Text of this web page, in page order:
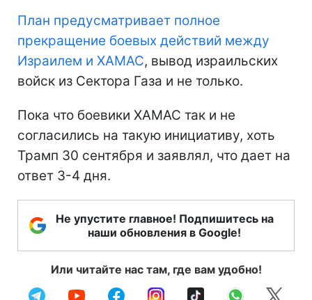
План предусматривает полное
прекращение боевых действий между
Израилем и ХАМАС, вывод израильских
войск из Сектора Газа и не только.
Пока что боевики ХАМАС так и не
согласились на такую инициативу, хоть
Трамп 30 сентября и заявлял, что дает на
ответ 3-4 дня.
Не упустите главное! Подпишитесь на
наши обновления в Google!
Или читайте нас там, где вам удобно!